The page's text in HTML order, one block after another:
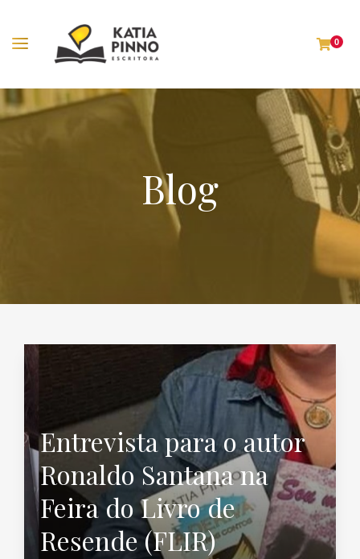
0
Blog
Entrevista para o autor
Ronaldo Santana na
Feira do Livro de
Resende (FLIR)